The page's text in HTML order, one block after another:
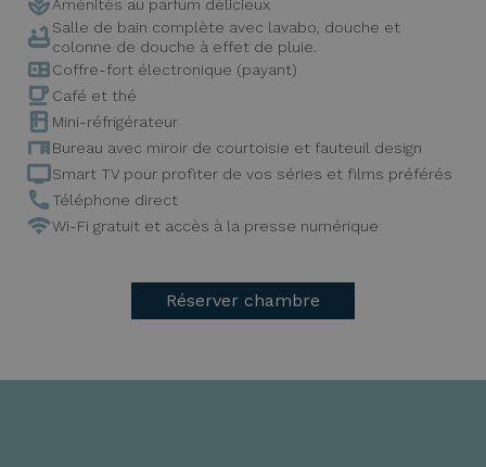
Aménités au parfum délicieux
Salle de bain complète avec lavabo, douche et
colonne de douche à effet de pluie.
Coffre-fort électronique (payant)
Café et thé
Mini-réfrigérateur
Bureau avec miroir de courtoisie et fauteuil design
Smart TV pour profiter de vos séries et films préférés
Téléphone direct
Wi-Fi gratuit et accès à la presse numérique
Réserver chambre